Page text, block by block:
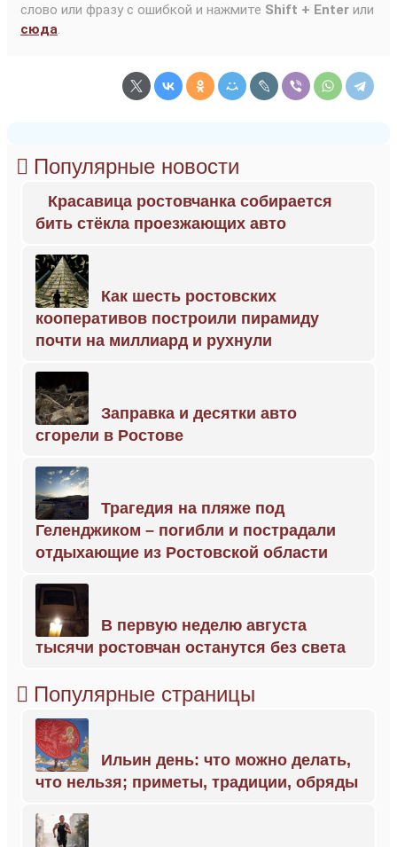
слово или фразу с ошибкой и нажмите Shift + Enter или
сюда
Популярные новости
Красавица ростовчанка собирается
бить стёкла проезжающих авто
Как шесть ростовских
кооперативов построили пирамиду
почти на миллиард и рухнули
Заправка и десятки авто
сгорели в Ростове
Трагедия на пляже под
Геленджиком – погибли и пострадали
отдыхающие из Ростовской области
В первую неделю августа
тысячи ростовчан останутся без света
Популярные страницы
Ильин день: что можно делать,
что нельзя; приметы, традиции, обряды